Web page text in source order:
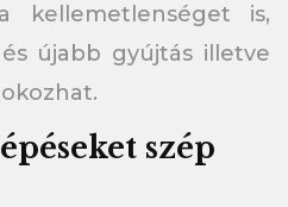
kellemetlenséget is,
újabb gyújtás illetve
szép